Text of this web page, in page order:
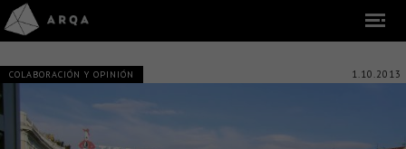
COLABORACIÓN Y OPINIÓN 1.10.2013